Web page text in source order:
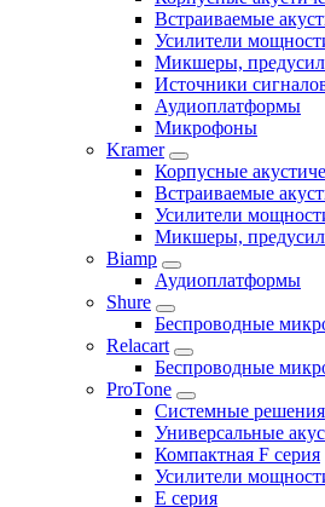
Встраиваемые
Усилители
Микшеры,
Источники
Аудиоплатформы
Микрофоны
Kramer
Корпусные
Встраиваемые
Усилители
Микшеры,
Biamp
Аудиоплатформы
Shure
Беспроводные
Relacart
Беспроводные
ProTone
Системные решения
Универсальные
Компактная F серия
Усилители
E серия